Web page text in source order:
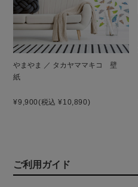
やまやま ／ タカヤママキコ 壁
紙
¥9,900(税込 ¥10,890)
ご利用ガイド